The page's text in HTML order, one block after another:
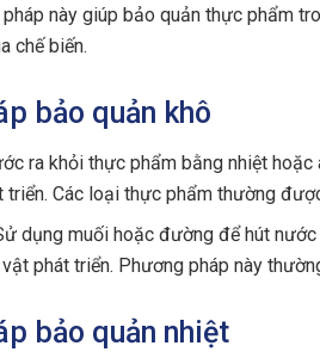
này giúp bảo quản thực phẩm
chế biến.
bảo quản khô
ra khỏi thực phẩm bằng nhiệt
Các loại thực phẩm thường
dụng muối hoặc đường để hút
phát triển. Phương pháp này
bảo quản nhiệt